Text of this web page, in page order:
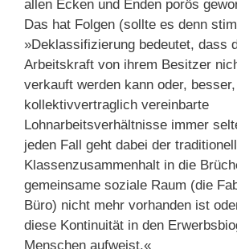
allen Ecken und Enden porös
Das hat Folgen (sollte es denn
»Deklassifizierung bedeutet, dass
Arbeitskraft von ihrem Besitzer
verkauft werden kann oder,
kollektivvertraglich vereinbarte
Lohnarbeitsverhältnisse immer
jeden Fall geht dabei der
Klassenzusammenhalt in die
gemeinsame soziale Raum (die
Büro) nicht mehr vorhanden ist
diese Kontinuität in den
Menschen aufweist.«